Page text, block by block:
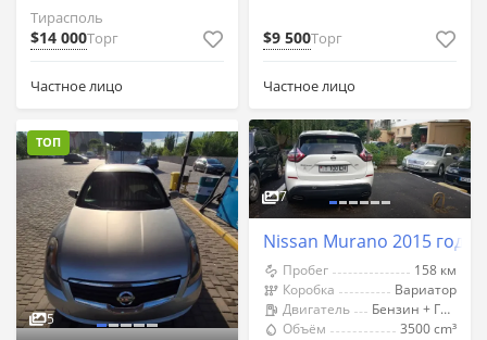
Тирасполь
$14 000Торг
Частное лицо
$9 500Торг
Частное лицо
ТОП
5
7
Nissan Murano 2015 год
Пробег
158 км
Коробка
Вариатор
Двигатель
Бензин + Газ (Метан)
Объём
3500 cm³